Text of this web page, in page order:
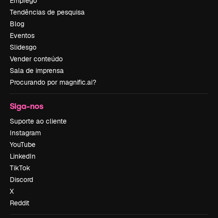
Tendências de pesquisa
Blog
Eventos
Slidesgo
Vender conteúdo
Sala de imprensa
Procurando por magnific.ai?
Siga-nos
Suporte ao cliente
Instagram
YouTube
LinkedIn
TikTok
Discord
X
Reddit